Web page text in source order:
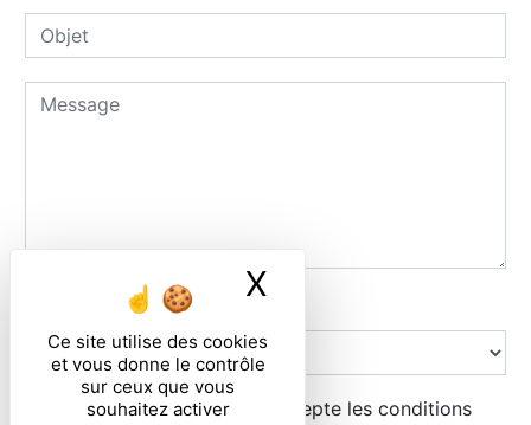
Ce site utilise des cookies
et vous donne le contrôle
sur ceux que vous
souhaitez activer
X
Combien font un plus deux
En cochant cette case, j'accepte les conditions